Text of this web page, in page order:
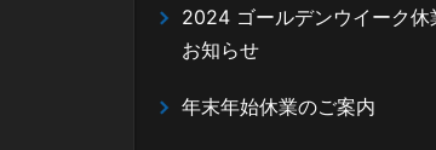
2024 ゴールデンウイーク休
お知らせ
年末年始休業のご案内